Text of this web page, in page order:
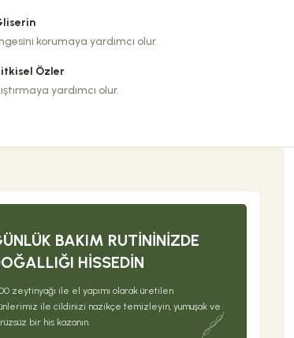
korumaya yardımcı olur.
Özler
yardımcı olur.
BAKIM RUTININIZDE
HISSEDIN
zeytinyağı ile el yapımı olarak üretilen
ile cildinizi nazikçe temizleyin, yumuşak ve
bir his kazanın.